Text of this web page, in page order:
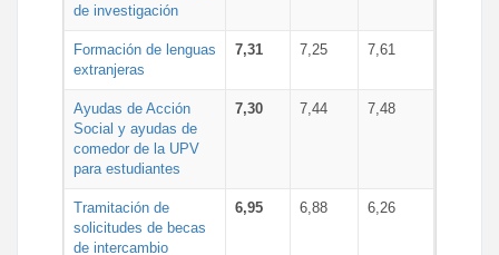
de investigación
Formación de lenguas
extranjeras
7,31 7,25 7,61
Ayudas de Acción
Social y ayudas de
comedor de la UPV
para estudiantes
7,30 7,44 7,48
Tramitación de
solicitudes de becas
de intercambio
6,95 6,88 6,26